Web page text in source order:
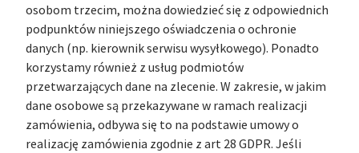
osobom trzecim, można dowiedzieć się z odpowiednich
podpunktów niniejszego oświadczenia o ochronie
danych (np. kierownik serwisu wysyłkowego). Ponadto
korzystamy również z usług podmiotów
przetwarzających dane na zlecenie. W zakresie, w jakim
dane osobowe są przekazywane w ramach realizacji
zamówienia, odbywa się to na podstawie umowy o
realizację zamówienia zgodnie z art 28 GDPR. Jeśli